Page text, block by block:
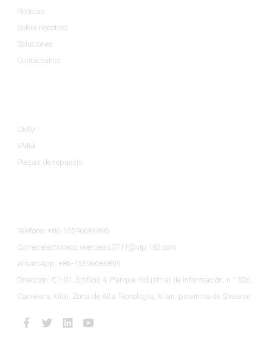
Noticias
Sobre nosotros
Soluciones
Contáctanos
CMM
VMM
Piezas de repuesto
Teléfono: +86-15596686895
Correo electrónico: overseas0711@vip.163.com
WhatsApp: +86-15596686895
Dirección: C1-01, Edificio 4, Parque Industrial de Información, n.° 526,
Carretera Xitai, Zona de Alta Tecnología, Xi'an, provincia de Shaanxi